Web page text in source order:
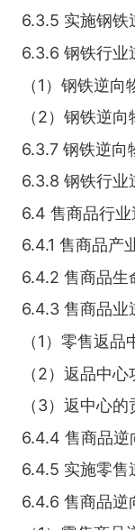
6.3.5 实施钢铁
6.3.6 钢铁行业
（1）钢铁逆
（2）钢铁逆
6.3.7 钢铁逆向
6.3.8 钢铁行业
6.4 售商品行
6.4.1 售商品产
6.4.2 售商品生
6.4.3 售商品业
（1）零售返品
（2）返品中心
（3）返中心的
6.4.4 售商品逆
6.4.5 实施零售
6.4.6 售商品逆